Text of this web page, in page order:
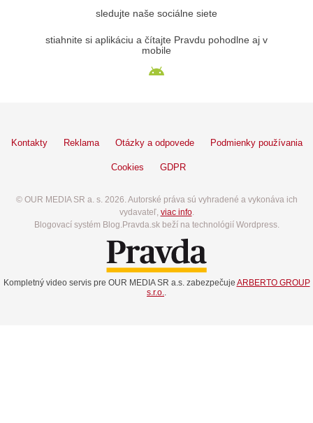
sledujte naše sociálne siete
stiahnite si aplikáciu a čítajte Pravdu pohodlne aj v
mobile
Kontakty Reklama Otázky a odpovede Podmienky používania
Cookies GDPR
© OUR MEDIA SR a. s. 2026. Autorské práva sú vyhradené a vykonáva ich
vydavateľ, viac info.
Blogovací systém Blog.Pravda.sk beží na technológií Wordpress.
Kompletný video servis pre OUR MEDIA SR a.s. zabezpečuje ARBERTO GROUP
s.r.o.